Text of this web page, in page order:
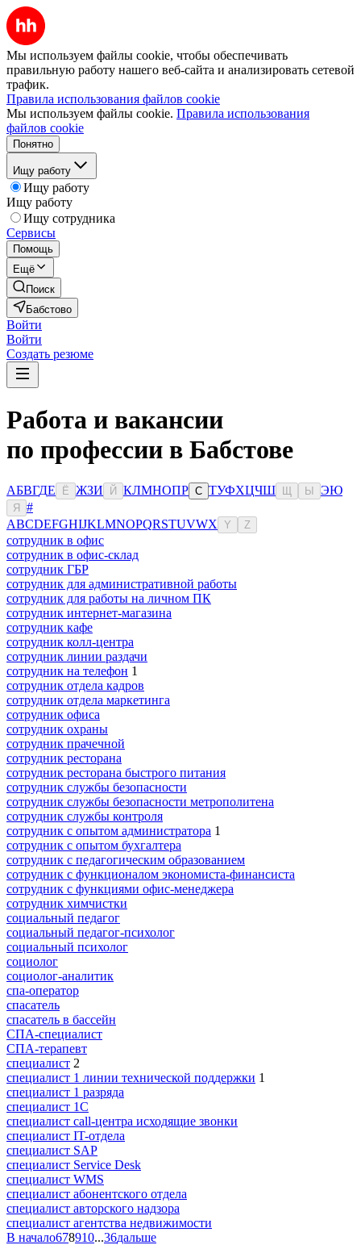
Мы используем файлы cookie, чтобы обеспечивать
правильную работу нашего веб-сайта и анализировать сетевой
трафик.
Правила использования файлов cookie
Мы используем файлы cookie. Правила использования
файлов cookie
Понятно
Ищу работу
Ищу работу
Ищу работу
Ищу сотрудника
Сервисы
Помощь
Ещё
Поиск
Бабстово
Войти
Войти
Создать резюме
Работа и вакансии
по профессии в Бабстове
АБВГДЕ Ё ЖЗИ Й КЛМНОПР С ТУФХЦЧШ Ы ЭЮ
Я
#
ABCDEFGHIJKLMNOPQRSTUVWX Y Z
сотрудник в офис
сотрудник в офис-склад
сотрудник ГБР
сотрудник для административной работы
сотрудник для работы на личном ПК
сотрудник интернет-магазина
сотрудник кафе
сотрудник колл-центра
сотрудник линии раздачи
сотрудник на телефон 1
сотрудник отдела кадров
сотрудник отдела маркетинга
сотрудник офиса
сотрудник охраны
сотрудник прачечной
сотрудник ресторана
сотрудник ресторана быстрого питания
сотрудник службы безопасности
сотрудник службы безопасности метрополитена
сотрудник службы контроля
сотрудник с опытом администратора 1
сотрудник с опытом бухгалтера
сотрудник с педагогическим образованием
сотрудник с функционалом экономиста-финансиста
сотрудник с функциями офис-менеджера
сотрудник химчистки
социальный педагог
социальный педагог-психолог
социальный психолог
социолог
социолог-аналитик
спа-оператор
спасатель
спасатель в бассейн
СПА-специалист
СПА-терапевт
специалист 2
специалист 1 линии технической поддержки 1
специалист 1 разряда
специалист 1С
специалист call-центра исходящие звонки
специалист IT-отдела
специалист SAP
специалист Service Desk
специалист WMS
специалист абонентского отдела
специалист авторского надзора
специалист агентства недвижимости
В начало678910...36дальше